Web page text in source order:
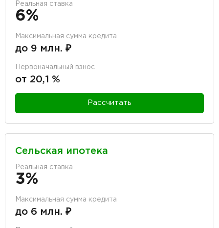
Реальная ставка
6%
Максимальная сумма кредита
до 9 млн. ₽
Первоначальный взнос
от 20,1 %
Рассчитать
Сельская ипотека
Реальная ставка
3%
Максимальная сумма кредита
до 6 млн. ₽